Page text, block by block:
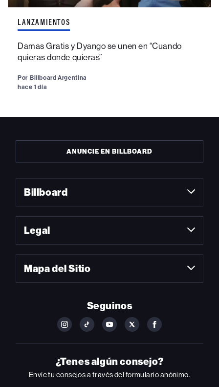
LANZAMIENTOS
Damas Gratis y Dyango se unen en “Cuando
quieras donde quieras”
Por Billboard Argentina
hace 1 día
ANUNCIE EN BILLBOARD
Billboard
Legal
Mapa del Sitio
Seguinos
FOLLOW
ON
INSTAGRAM
FOLLOW
ON
YOUTUBE
FOLLOW
ON
YOUTUBE
FOLLOW
ON
FOLLOW
ON
FACEBOOK
¿Tenes algún consejo?
Envíe tu consejos a través del formulario anónimo.